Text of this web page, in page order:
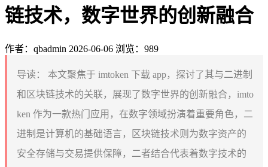
链技术，数字世界的创新融合
作者：qbadmin 2026-06-06 浏览：989
导读：
本文聚焦于 imtoken 下载 app，探讨了其与二进制
和区块链技术的关联，展现了数字世界的创新融合，imto
ken 作为一款热门应用，在数字领域扮演着重要角色，二
进制是计算机的基础语言，区块链技术则为数字资产的
安全存储与交易提供保障，二者结合代表着数字技术的